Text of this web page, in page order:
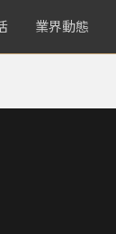
業界動態